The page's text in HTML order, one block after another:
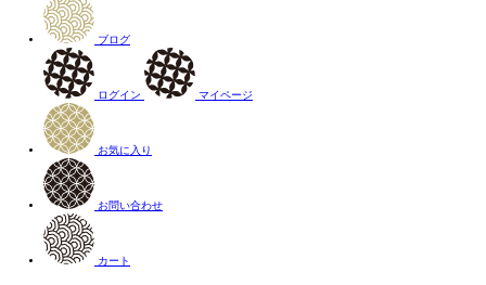
ブログ
ログイン マイページ
お気に入り
お問い合わせ
カート